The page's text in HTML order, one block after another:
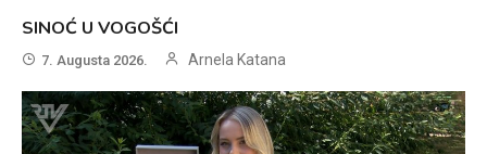
SINOĆ U VOGOŠĆI
7. Augusta 2026. Arnela Katana